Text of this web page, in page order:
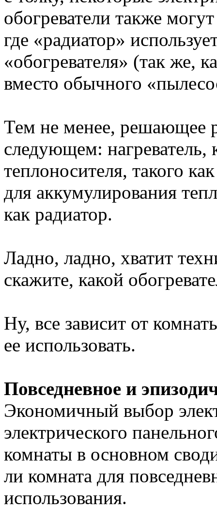
обогреватели также
где «радиатор»
«обогревателя» (так же,
вместо обычного
Тем не менее, решающее
следующем: нагреватель,
теплоносителя, такого
для аккумулирования
как радиатор.
Ладно, ладно, хватит
скажите, какой
Ну, все зависит от
ее использовать.
Повседневное и
Экономичный выбор
электрического
комнаты в основном
ли комната для
использования.